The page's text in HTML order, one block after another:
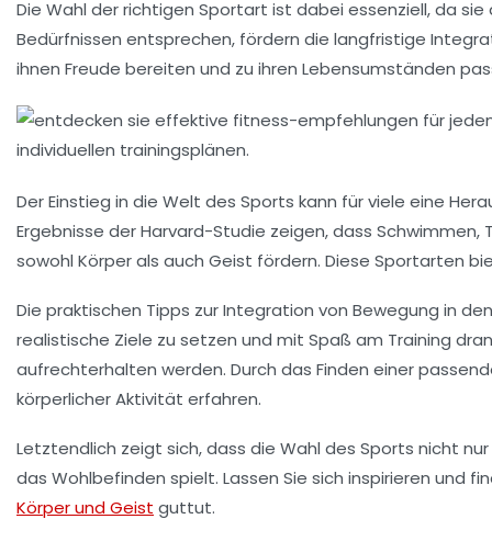
Die Wahl der richtigen Sportart ist dabei essenziell, da
Bedürfnissen entsprechen, fördern die langfristige
ihnen Freude bereiten und zu ihren Lebensumständen
Der Einstieg in die Welt des Sports kann für viele eine
Ergebnisse derHarvard-Studie zeigen, dass Schwimmen,
sowohl Körper als auch Geist fördern. Diese Sportarten
Die praktischen Tipps zur Integration von Bewegung in
realistische Ziele zu setzen und mit Spaß am Training
aufrechterhalten werden. Durch das Finden einer
körperlicher Aktivität erfahren.
Letztendlich zeigt sich, dass die Wahl des Sports nicht
das Wohlbefinden spielt. Lassen Sie sich inspirieren und
Körper und Geist guttut.